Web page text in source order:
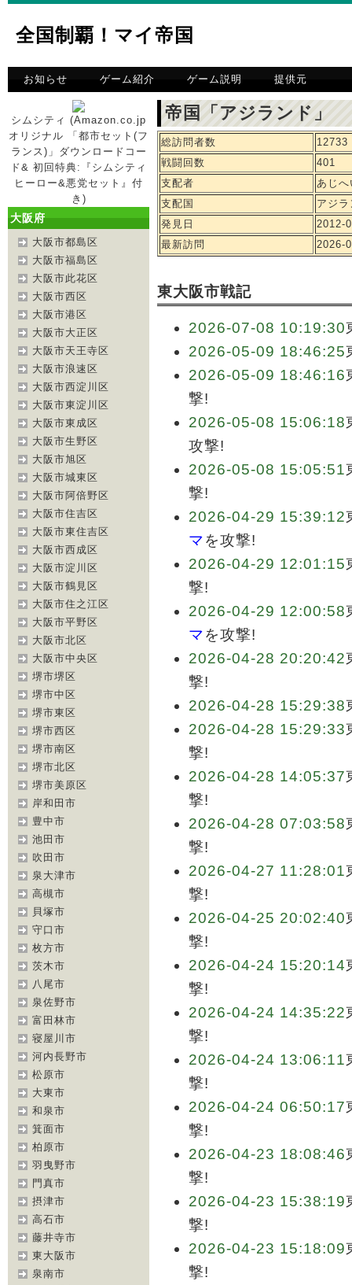
全国制覇！マイ帝国
お知らせ ゲーム紹介 ゲーム説明 提供元
シムシティ (Amazon.co.jp
オリジナル 「都市セット(フ
ランス)」ダウンロードコー
ド& 初回特典:『シムシティ
ヒーロー&悪党セット』付
き)
大阪府
大阪市都島区
大阪市福島区
大阪市此花区
大阪市西区
大阪市港区
大阪市大正区
大阪市天王寺区
大阪市浪速区
大阪市西淀川区
大阪市東淀川区
大阪市東成区
大阪市生野区
大阪市旭区
大阪市城東区
大阪市阿倍野区
大阪市住吉区
大阪市東住吉区
大阪市西成区
大阪市淀川区
大阪市鶴見区
大阪市住之江区
大阪市平野区
大阪市北区
大阪市中央区
堺市堺区
堺市中区
堺市東区
堺市西区
堺市南区
堺市北区
堺市美原区
岸和田市
豊中市
池田市
吹田市
泉大津市
高槻市
貝塚市
守口市
枚方市
茨木市
八尾市
泉佐野市
富田林市
寝屋川市
河内長野市
松原市
大東市
和泉市
箕面市
柏原市
羽曳野市
門真市
摂津市
高石市
藤井寺市
東大阪市
泉南市
帝国「アジランド」
総訪問者数
12733
戦闘回数
401
支配者
あじへ
支配国
アジ
発見日
2012-
最新訪問
2026-
東大阪市戦記
2026-07-08 10:19:30
2026-05-09 18:46:25
2026-05-09 18:46:16
撃!
2026-05-08 15:06:18
攻撃!
2026-05-08 15:05:51
撃!
2026-04-29 15:39:12
マを攻撃!
2026-04-29 12:01:15
撃!
2026-04-29 12:00:58
マを攻撃!
2026-04-28 20:20:42
撃!
2026-04-28 15:29:38
2026-04-28 15:29:33
撃!
2026-04-28 14:05:37
撃!
2026-04-28 07:03:58
撃!
2026-04-27 11:28:01
撃!
2026-04-25 20:02:40
撃!
2026-04-24 15:20:14
撃!
2026-04-24 14:35:22
撃!
2026-04-24 13:06:11
撃!
2026-04-24 06:50:17
撃!
2026-04-23 18:08:46
撃!
2026-04-23 15:38:19
撃!
2026-04-23 15:18:09
撃!